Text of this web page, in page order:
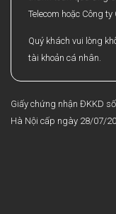
Telecom hoặc Công
Quý khách vui lòng
tài khoản cá nhân.
Giấy chứng nhận ĐKKD
Hà Nội cấp ngày 28/07/